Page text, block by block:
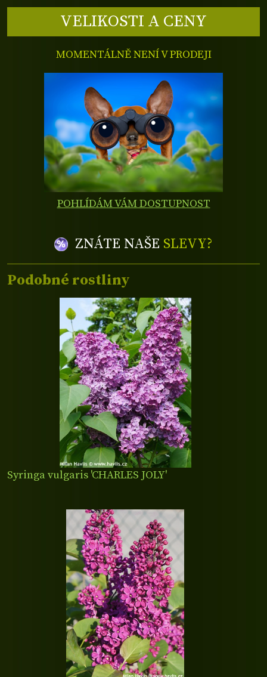
VELIKOSTI A CENY
MOMENTÁLNĚ NENÍ V PRODEJI
POHLÍDÁM VÁM DOSTUPNOST
ZNÁTE NAŠE SLEVY?
Podobné rostliny
Syringa vulgaris 'CHARLES JOLY'